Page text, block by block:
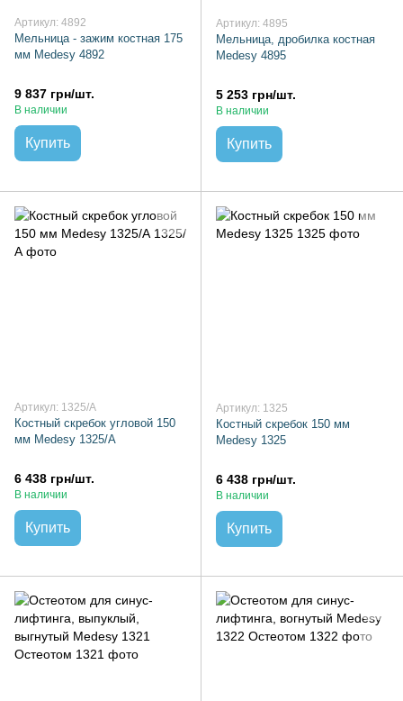
Артикул: 4892
Мельница - зажим костная 175
мм Medesy 4892
9 837 грн/шт.
В наличии
Купить
Артикул: 4895
Мельница, дробилка костная
Medesy 4895
5 253 грн/шт.
В наличии
Купить
Артикул: 1325/А
Костный скребок угловой 150
мм Medesy 1325/А
6 438 грн/шт.
В наличии
Купить
Артикул: 1325
Костный скребок 150 мм
Medesy 1325
6 438 грн/шт.
В наличии
Купить